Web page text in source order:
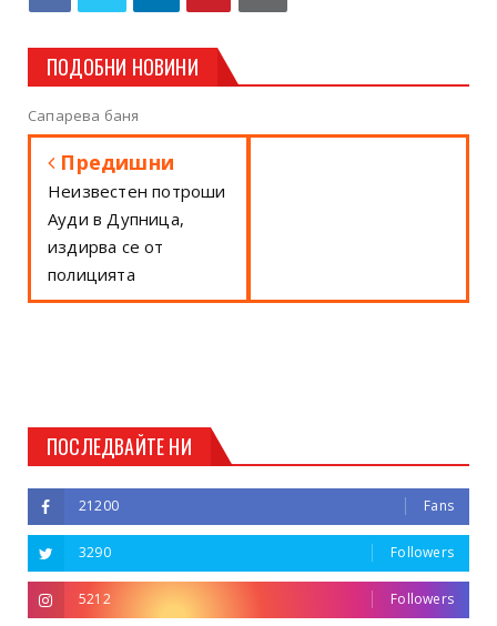
ПОДОБНИ НОВИНИ
Сапарева баня
Предишни
Неизвестен потроши
Ауди в Дупница,
издирва се от
полицията
ПОСЛЕДВАЙТЕ НИ
21200 Fans
3290 Followers
5212 Followers